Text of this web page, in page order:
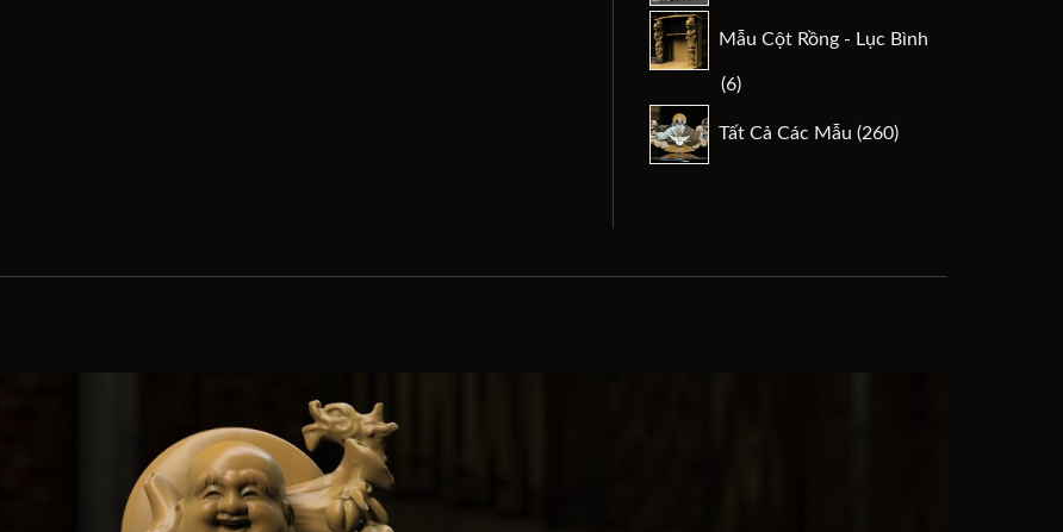
Mẫu Cột Rồng - Lục Bình
66
phẩm
Tất Cả Các Mẫu 260
sản